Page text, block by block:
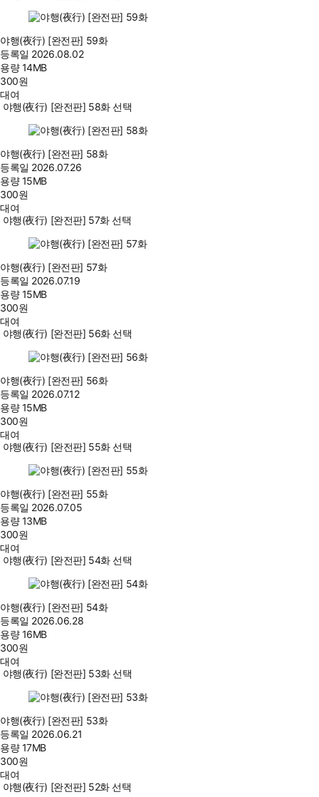
야행(夜行) [완전판] 59화
등록일 2026.08.02
용량14MB
300원
대여
야행(夜行) [완전판] 58화 선택
야행(夜行) [완전판] 58화
등록일 2026.07.26
용량15MB
300원
대여
야행(夜行) [완전판] 57화 선택
야행(夜行) [완전판] 57화
등록일 2026.07.19
용량15MB
300원
대여
야행(夜行) [완전판] 56화 선택
야행(夜行) [완전판] 56화
등록일 2026.07.12
용량15MB
300원
대여
야행(夜行) [완전판] 55화 선택
야행(夜行) [완전판] 55화
등록일 2026.07.05
용량13MB
300원
대여
야행(夜行) [완전판] 54화 선택
야행(夜行) [완전판] 54화
등록일 2026.06.28
용량16MB
300원
대여
야행(夜行) [완전판] 53화 선택
야행(夜行) [완전판] 53화
등록일 2026.06.21
용량17MB
300원
대여
야행(夜行) [완전판] 52화 선택